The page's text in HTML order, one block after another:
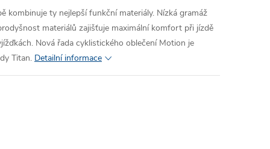
kombinuje ty nejlepší funkční materiály. Nízká gramáž
materiálů zajišťuje maximální komfort při jízdě
Nová řada cyklistického oblečení Motion je
Titan. Detailní informace